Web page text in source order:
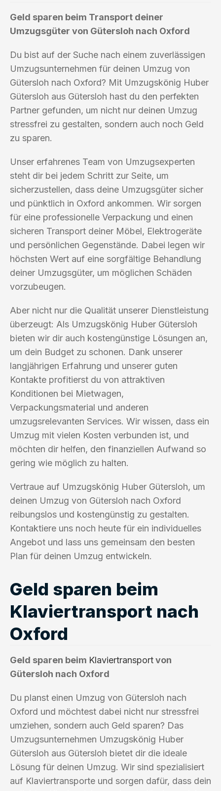
Geld sparen beim Transport deiner
Umzugsgüter von Gütersloh nach Oxford
Du bist auf der Suche nach einem zuverlässigen
Umzugsunternehmen für deinen Umzug von
Gütersloh nach Oxford? Mit Umzugskönig Huber
Gütersloh aus Gütersloh hast du den perfekten
Partner gefunden, um nicht nur deinen Umzug
stressfrei zu gestalten, sondern auch noch Geld
zu sparen.
Unser erfahrenes Team von Umzugsexperten
steht dir bei jedem Schritt zur Seite, um
sicherzustellen, dass deine Umzugsgüter sicher
und pünktlich in Oxford ankommen. Wir sorgen
für eine professionelle Verpackung und einen
sicheren Transport deiner Möbel, Elektrogeräte
und persönlichen Gegenstände. Dabei legen wir
höchsten Wert auf eine sorgfältige Behandlung
deiner Umzugsgüter, um möglichen Schäden
vorzubeugen.
Aber nicht nur die Qualität unserer Dienstleistung
überzeugt: Als Umzugskönig Huber Gütersloh
bieten wir dir auch kostengünstige Lösungen an,
um dein Budget zu schonen. Dank unserer
langjährigen Erfahrung und unserer guten
Kontakte profitierst du von attraktiven
Konditionen bei Mietwagen,
Verpackungsmaterial und anderen
umzugsrelevanten Services. Wir wissen, dass ein
Umzug mit vielen Kosten verbunden ist, und
möchten dir helfen, den finanziellen Aufwand so
gering wie möglich zu halten.
Vertraue auf Umzugskönig Huber Gütersloh, um
deinen Umzug von Gütersloh nach Oxford
reibungslos und kostengünstig zu gestalten.
Kontaktiere uns noch heute für ein individuelles
Angebot und lass uns gemeinsam den besten
Plan für deinen Umzug entwickeln.
Geld sparen beim
Klaviertransport nach
Oxford
Geld sparen beim Klaviertransportvon
Gütersloh nach Oxford
Du planst einen Umzug von Gütersloh nach
Oxford und möchtest dabei nicht nur stressfrei
umziehen, sondern auch Geld sparen? Das
Umzugsunternehmen Umzugskönig Huber
Gütersloh aus Gütersloh bietet dir die ideale
Lösung für deinen Umzug. Wir sind spezialisiert
auf Klaviertransporte und sorgen dafür, dass dein